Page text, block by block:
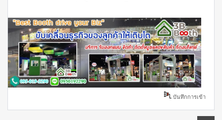
บันทึกการเข้า